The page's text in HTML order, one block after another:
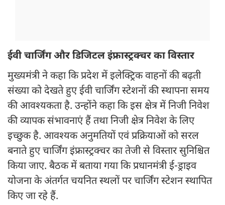
ईवी चार्जिंग और डिजिटल इंफ्रास्ट्रक्चर का विस्तार
मुख्यमंत्री ने कहा कि प्रदेश में इलेक्ट्रिक वाहनों की बढ़ती
संख्या को देखते हुए ईवी चार्जिंग स्टेशनों की स्थापना समय
की आवश्यकता है. उन्होंने कहा कि इस क्षेत्र में निजी निवेश
की व्यापक संभावनाएं हैं तथा निजी क्षेत्र निवेश के लिए
इच्छुक है. आवश्यक अनुमतियों एवं प्रक्रियाओं को सरल
बनाते हुए चार्जिंग इंफ्रास्ट्रक्चर का तेजी से विस्तार सुनिश्चित
किया जाए. बैठक में बताया गया कि प्रधानमंत्री ई-ड्राइव
योजना के अंतर्गत चयनित स्थलों पर चार्जिंग स्टेशन स्थापित
किए जा रहे हैं.